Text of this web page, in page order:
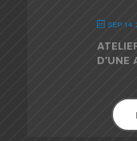
SEP 14
D’UNE